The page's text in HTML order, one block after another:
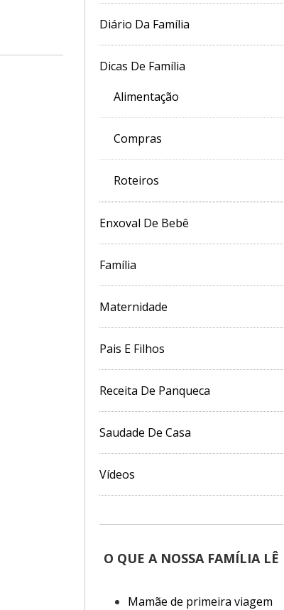
Diário Da Família
Dicas De Família
Alimentação
Compras
Roteiros
Enxoval De Bebê
Família
Maternidade
Pais E Filhos
Receita De Panqueca
Saudade De Casa
Vídeos
O QUE A NOSSA FAMÍLIA LÊ
Mamãe de primeira viagem